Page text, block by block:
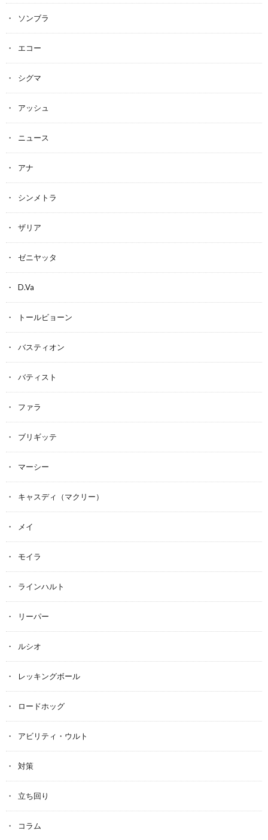
ソンブラ
エコー
シグマ
アッシュ
ニュース
アナ
シンメトラ
ザリア
ゼニヤッタ
D.Va
トールビョーン
バスティオン
バティスト
ファラ
ブリギッテ
マーシー
キャスディ（マクリー）
メイ
モイラ
ラインハルト
リーパー
ルシオ
レッキングボール
ロードホッグ
アビリティ・ウルト
対策
立ち回り
コラム